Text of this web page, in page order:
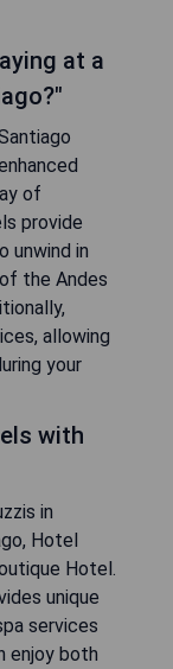
at a
of
provide
unwind in
the Andes
allowing
your
with
in
Hotel
Hotel.
unique
services
enjoy both